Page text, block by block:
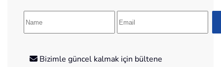
Bizimle güncel kalmak için bültene